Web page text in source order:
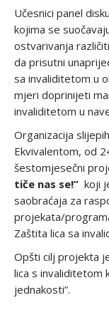
Učesnici panel
kojima se
ostvarivanja
da prisutni
sa invaliditetom u
mjeri doprinijeti
invaliditetom u
Organizacija
Ekvivalentom, od
šestomjesečni
tiče nas se!” koji
saobraćaja za
projekata/
Zaštita lica sa
Opšti cilj projekta
lica s invaliditetom
jednakosti”.